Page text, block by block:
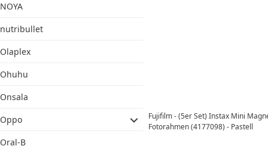
NOYA
nutribullet
Olaplex
Ohuhu
Onsala
Oppo
Oral-B
Fujifilm - (5er Set) Instax Mini
Fotorahmen (4177098) - Pastell